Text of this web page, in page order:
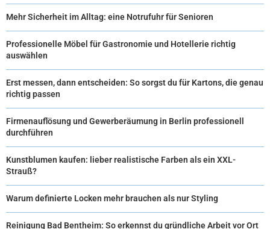
Mehr Sicherheit im Alltag: eine Notrufuhr für Senioren
Professionelle Möbel für Gastronomie und Hotellerie richtig
auswählen
Erst messen, dann entscheiden: So sorgst du für Kartons, die genau
richtig passen
Firmenauflösung und Gewerberäumung in Berlin professionell
durchführen
Kunstblumen kaufen: lieber realistische Farben als ein XXL-
Strauß?
Warum definierte Locken mehr brauchen als nur Styling
Reinigung Bad Bentheim: So erkennst du gründliche Arbeit vor Ort